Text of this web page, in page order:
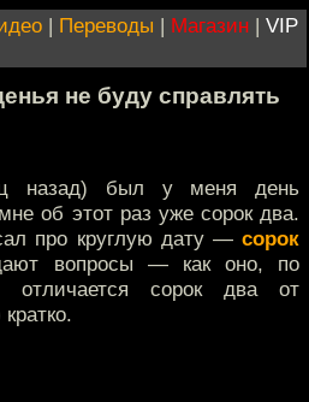
| Переводы | Магазин | VIP
не буду справлять
назад) был у меня день
об этот раз уже сорок два.
про круглую дату — сорок
вопросы — как оно, по
сорок два от